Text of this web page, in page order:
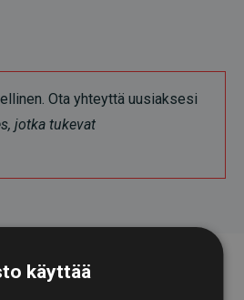
Ota yhteyttä uusiaksesi
jotka tukevat
käyttää